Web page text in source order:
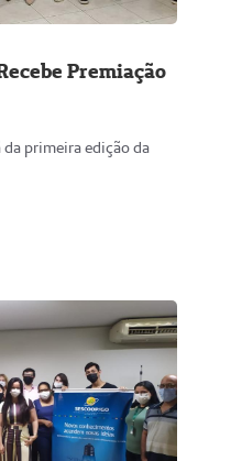
Premiação
primeira edição da